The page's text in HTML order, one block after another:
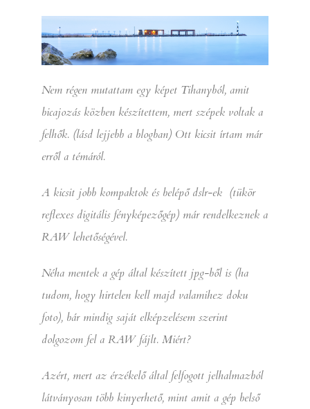
Nem régen mutattam egy képet Tihanyból, amit
bicajozás közben készítettem, mert szépek voltak a
felhők. (lásd lejjebb a blogban) Ott kicsit írtam már
erről a témáról.
A kicsit jobb kompaktok és belépő dslr-ek (tükör
reflexes digitális fényképezőgép) már rendelkeznek a
RAW lehetőségével.
Néha mentek a gép által készített jpg-ből is (ha
tudom, hogy hirtelen kell majd valamihez doku
foto), bár mindig saját elképzelésem szerint
dolgozom fel a RAW fájlt. Miért?
Azért, mert az érzékelő által felfogott jelhalmazból
látványosan több kinyerhető, mint amit a gép belső